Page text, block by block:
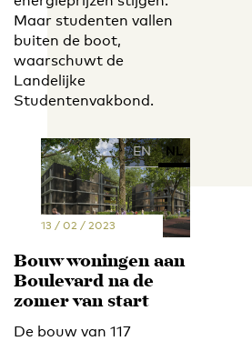
Maar studenten vallen
buiten de boot,
waarschuwt de
Landelijke
Studentenvakbond.
EN NL
13 / 02 / 2023
Bouw woningen aan
Boulevard na de
zomer van start
De bouw van 117